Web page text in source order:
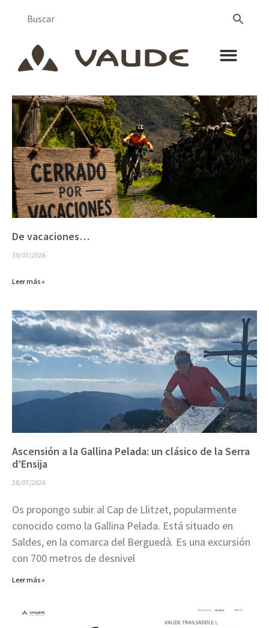
De vacaciones…
30/07/2026
Leer más »
Ascensión a la Gallina Pelada: un clásico de la Serra
d’Ensija
28/07/2026
Os propongo subir al Cap de Llitzet, popularmente
conocido como la Gallina Pelada. Está situado en
Saldes, en la comarca del Berguedà. Es una excursión
con 700 metros de desnivel
Leer más »